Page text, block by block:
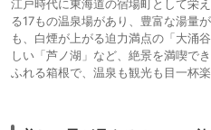
江戸時代に東海道の宿場町として栄
る17もの温泉場があり、豊富な湯量
も、白煙が上がる迫力満点の「大涌
しい「芦ノ湖」など、絶景を満喫で
ふれる箱根で、温泉も観光も目一杯